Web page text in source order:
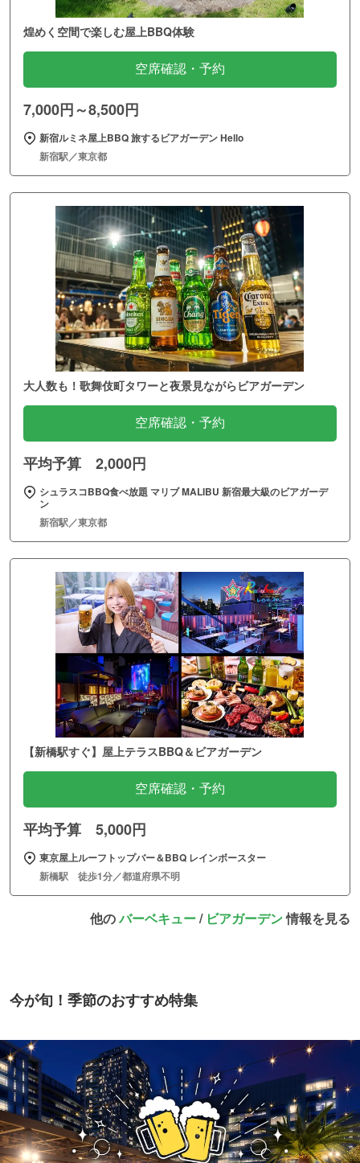
煌めく空間で楽しむ屋上BBQ体験
空席確認・予約
7,000円～8,500円
新宿ルミネ屋上BBQ 旅するビアガーデン Hello
新宿駅／東京都
大人数も！歌舞伎町タワーと夜景見ながらビアガーデン
空席確認・予約
平均予算 2,000円
シュラスコBBQ食べ放題 マリブ MALIBU 新宿最大級のビアガーデ
ン
新宿駅／東京都
【新橋駅すぐ】屋上テラスBBQ＆ビアガーデン
空席確認・予約
平均予算 5,000円
東京屋上ルーフトップバー＆BBQ レインボースター
新橋駅 徒歩1分／都道府県不明
他のバーベキュー/ ビアガーデン情報を見る
今が旬！季節のおすすめ特集